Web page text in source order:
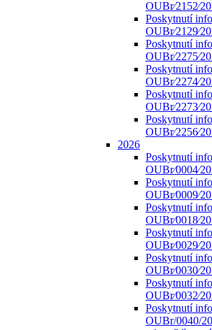
Poskytnutí
Poskytnutí
Poskytnutí
Poskytnutí
Poskytnutí
2026
Poskytnutí
Poskytnutí
Poskytnutí
Poskytnutí
Poskytnutí
Poskytnutí
Poskytnutí
OUBr/0040/